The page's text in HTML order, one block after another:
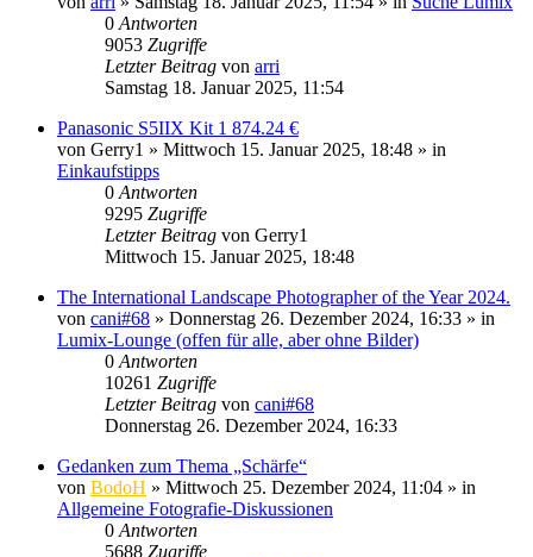
0 Antworten
9053 Zugriffe
Letzter Beitrag von arri
Samstag 18. Januar 2025, 11:54
Panasonic S5IIX Kit 1 874.24 €
von Gerry1 » Mittwoch 15. Januar 2025, 18:48 » in
Einkaufstipps
0 Antworten
9295 Zugriffe
Letzter Beitrag von Gerry1
Mittwoch 15. Januar 2025, 18:48
The International Landscape Photographer of the Year 2024.
von cani#68 » Donnerstag 26. Dezember 2024, 16:33 » in
Lumix-Lounge (offen für alle, aber ohne Bilder)
0 Antworten
10261 Zugriffe
Letzter Beitrag von cani#68
Donnerstag 26. Dezember 2024, 16:33
Gedanken zum Thema „Schärfe“
von BodoH » Mittwoch 25. Dezember 2024, 11:04 » in
Allgemeine Fotografie-Diskussionen
0 Antworten
5688 Zugriffe